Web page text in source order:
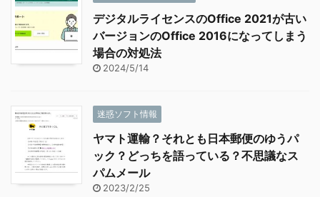
デジタルライセンスのOffice 2021が古い
バージョンのOffice 2016になってしまう
場合の対処法
2024/5/14
迷惑ソフト情報
ヤマト運輸？それとも日本郵便のゆうパ
ック？どっちを語っている？不思議なス
パムメール
2023/2/25